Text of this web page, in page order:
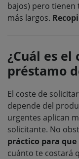
bajos) pero tienen
más largos.
¿Cuál es
préstamo
El coste de
depende del
urgentes aplican
solicitante. No
práctico para
cuánto te costará